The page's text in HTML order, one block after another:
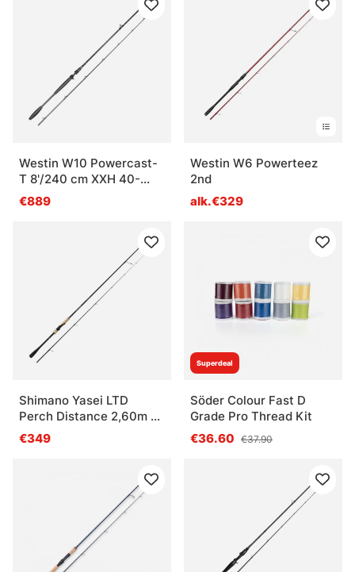
Westin W10 Powercast-
T 8'/240 cm XXH 40-
150g
€889
Westin W6 Powerteez
2nd
alk.€329
Shimano Yasei LTD
Perch Distance 2,60m 5-
25g 2pc
€349
Superdeal
Söder Colour Fast D
Grade Pro Thread Kit
€36.60 €37.90